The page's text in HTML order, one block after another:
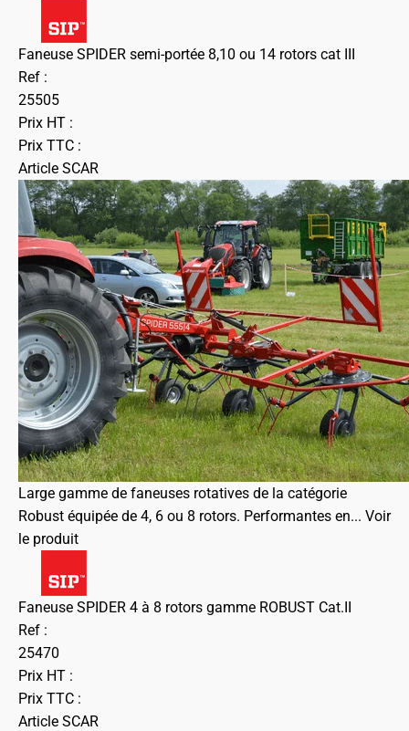
Faneuse SPIDER semi-portée 8,10 ou 14 rotors cat III
Ref :
25505
Prix HT :
Prix TTC :
Article SCAR
Large gamme de faneuses rotatives de la catégorie
Robust équipée de 4, 6 ou 8 rotors. Performantes en... Voir
le produit
Faneuse SPIDER 4 à 8 rotors gamme ROBUST Cat.II
Ref :
25470
Prix HT :
Prix TTC :
Article SCAR